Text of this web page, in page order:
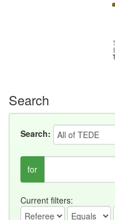
Search
Search:
for
Current filters: